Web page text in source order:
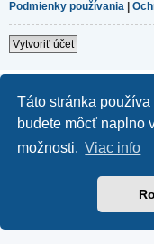
Táto stránka
budete môcť naplno
možnosti. Viac info
Podmienky používania |
Vytvoriť účet
Založené na